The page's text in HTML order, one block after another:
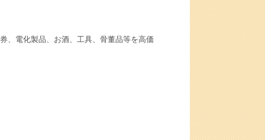
、電化製品、お酒、工具、骨董品等を高価